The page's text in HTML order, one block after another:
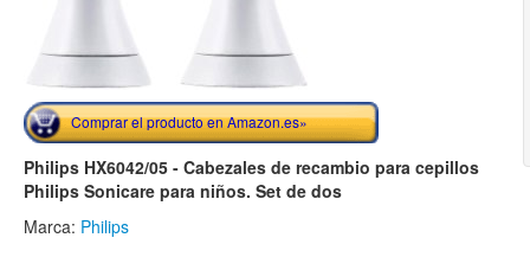
Comprar el producto en Amazon.es»
Philips HX6042/05 - Cabezales de recambio para cepillos
Philips Sonicare para niños. Set de dos
Marca: Philips